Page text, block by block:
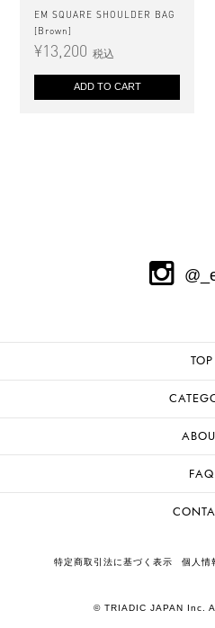
EM SQUARE SHOULDER BAG
[Brown]
¥13,200 税込
ADD TO CART
TOP
FAQ
特定商取引法に基づく表示 個人情
© TRIADIC JAPAN Inc.